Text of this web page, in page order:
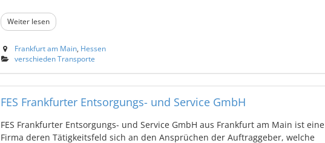
Weiter lesen
Frankfurt am Main, Hessen
verschieden Transporte
FES Frankfurter Entsorgungs- und Service GmbH
FES Frankfurter Entsorgungs- und Service GmbH aus Frankfurt am Main ist eine
Firma deren Tätigkeitsfeld sich an den Ansprüchen der Auftraggeber, welche